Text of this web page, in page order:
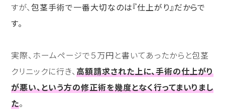
すが、包茎手術で一番大切なのは『仕上がり』だからで
す。
実際、ホームページで５万円と書いてあったからと包茎
クリニックに行き、高額請求された上に、手術の仕上がり
が悪い、という方の修正術を幾度となく行ってまいりまし
た。